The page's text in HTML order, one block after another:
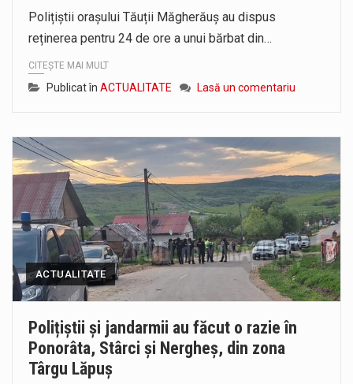
Polițiștii orașului Tăuții Măgherăuș au dispus
reținerea pentru 24 de ore a unui bărbat din…
CITEȘTE MAI MULT
Publicat în ACTUALITATE Lasă un comentariu
ACTUALITATE
Polițiștii și jandarmii au făcut o razie în
Ponorâta, Stârci și Nergheș, din zona
Târgu Lăpuș